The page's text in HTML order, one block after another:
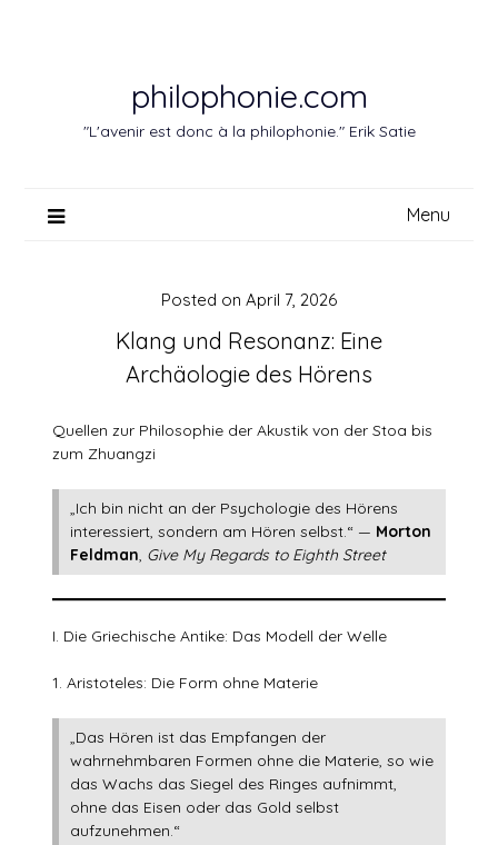
philophonie.com
"L'avenir est donc à la philophonie." Erik Satie
Menu
Klang und Resonanz: Eine
Archäologie des Hörens
Posted on April 7, 2026
Quellen zur Philosophie der Akustik von der Stoa bis
zum Zhuangzi
„Ich bin nicht an der Psychologie des Hörens
interessiert, sondern am Hören selbst.“ — Morton
Feldman, Give My Regards to Eighth Street
I. Die Griechische Antike: Das Modell der Welle
1. Aristoteles: Die Form ohne Materie
„Das Hören ist das Empfangen der
wahrnehmbaren Formen ohne die Materie, so wie
das Wachs das Siegel des Ringes aufnimmt,
ohne das Eisen oder das Gold selbst
aufzunehmen.“